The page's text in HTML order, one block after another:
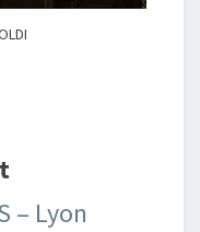
– Lyon